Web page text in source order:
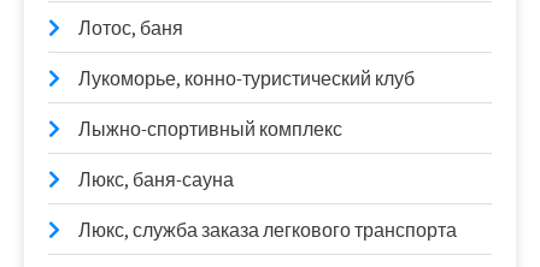
Лотос, баня
Лукоморье, конно-туристический клуб
Лыжно-спортивный комплекс
Люкс, баня-сауна
Люкс, служба заказа легкового транспорта